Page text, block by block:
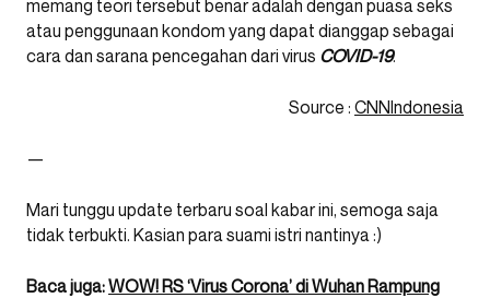
memang teori tersebut benar adalah dengan puasa seks
atau penggunaan kondom yang dapat dianggap sebagai
cara dan sarana pencegahan dari virus COVID-19.
Source : CNNIndonesia
—
Mari tunggu update terbaru soal kabar ini, semoga saja
tidak terbukti. Kasian para suami istri nantinya :)
Baca juga:WOW! RS ‘Virus Corona’ di Wuhan Rampung